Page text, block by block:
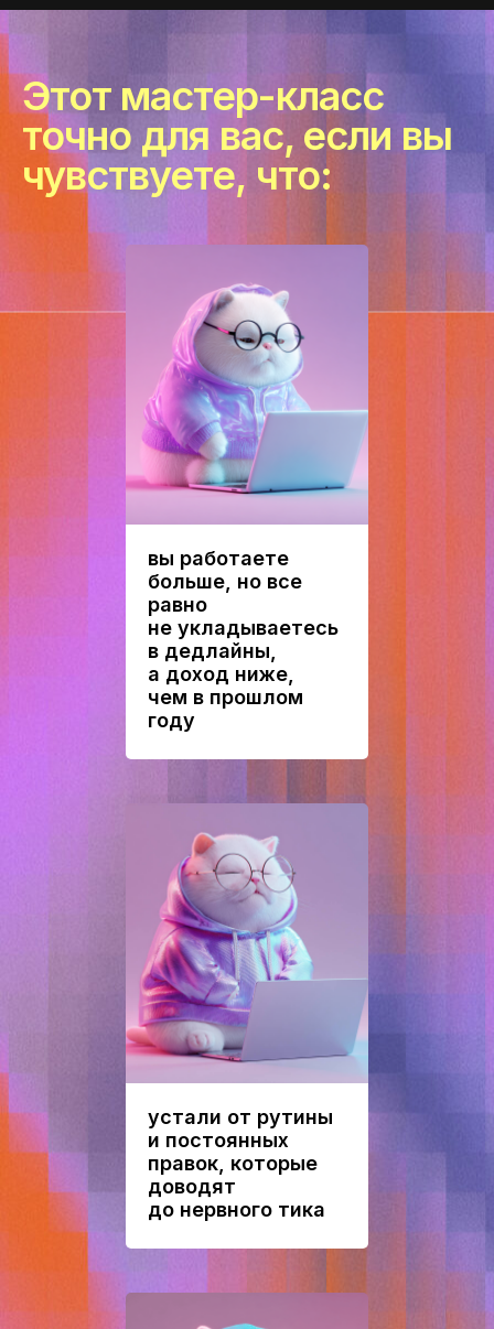
Этот мастер-класс
точно для вас, если вы
чувствуете, что:
вы работаете
больше, но все
равно
не укладываетесь
в дедлайны,
а доход ниже,
чем в прошлом
году
устали от рутины
и постоянных
правок, которые
доводят
до нервного тика